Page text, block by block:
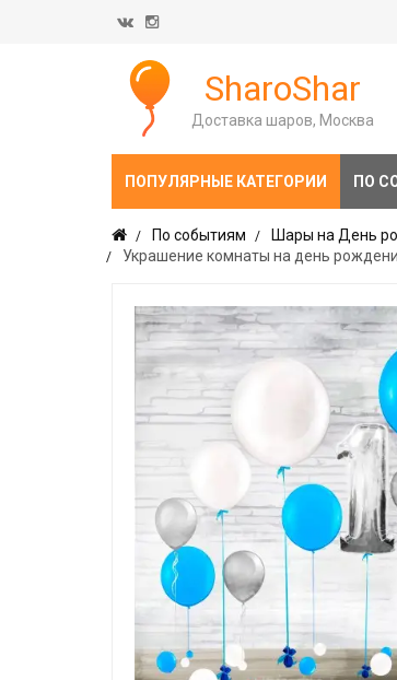
SharoShar
Доставка шаров, Москва
ПОПУЛЯРНЫЕ КАТЕГОРИИ ПО
По событиям Шары на День
Украшение комнаты на день